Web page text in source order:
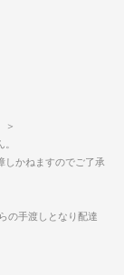
＞
しかねますのでご了承
の手渡しとなり配達